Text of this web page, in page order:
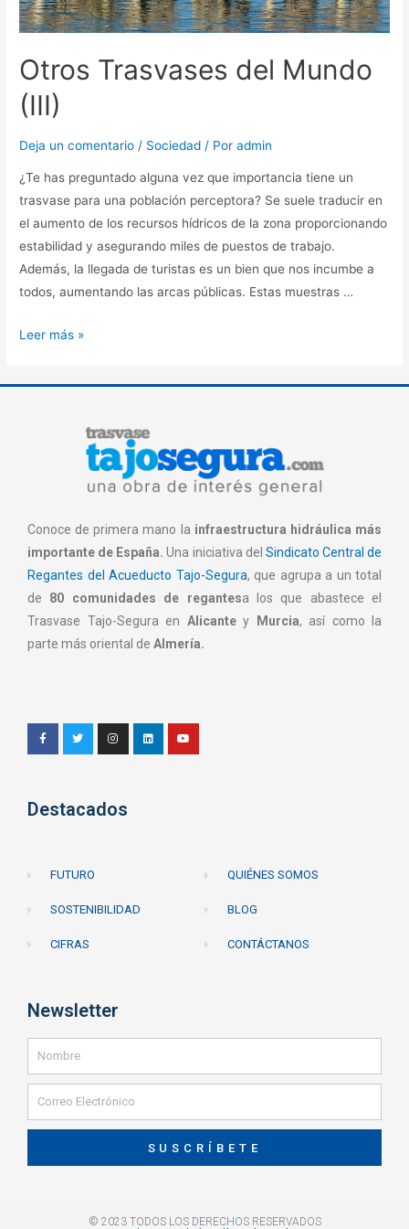
Otros Trasvases del Mundo
(III)
Deja un comentario / Sociedad / Poradmin
¿Te has preguntado alguna vez que importancia tiene un
trasvase para una población perceptora? Se suele traducir en
el aumento de los recursos hídricos de la zona proporcionando
estabilidad y asegurando miles de puestos de trabajo.
Además, la llegada de turistas es un bien que nos incumbe a
todos, aumentando las arcas públicas. Estas muestras …
Leer más »
Conoce de primera mano la infraestructura hidráulica más
importante de España.Una iniciativa del Sindicato Central de
Regantes del Acueducto Tajo-Segura, que agrupa a un total
de 80 comunidades de regantesa los que abastece el
Trasvase Tajo-Segura en Alicante y Murcia, así como la
parte más oriental de Almería.
Destacados
FUTURO
SOSTENIBILIDAD
CIFRAS
QUIÉNES SOMOS
BLOG
CONTÁCTANOS
Newsletter
SUSCRÍBETE
© 2023 TODOS LOS DERECHOS RESERVADOS